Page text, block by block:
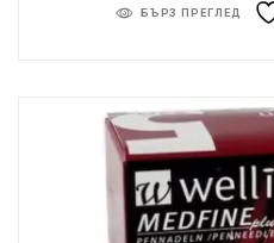
БЪРЗ ПРЕГЛЕД